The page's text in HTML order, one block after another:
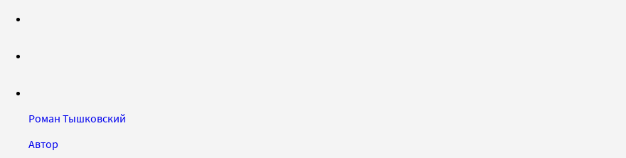
Роман Тышковский
Автор